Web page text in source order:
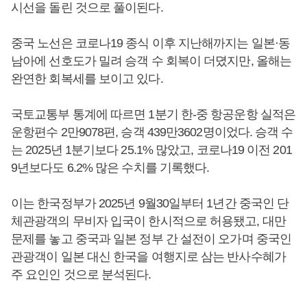
시선을 돌린 것으로 풀이된다.
중국 노선은 코로나19 종식 이후 지난해까지는 일본·동
남아에 선호도가 밀려 승객 수 회복이 더뎠지만, 올해는
완연한 회복세를 보이고 있다.
국토교통부 통계에 따르면 1분기 한-중 항공운항 실적은
운항편수 2만9078편, 승객 439만3602명이었다. 승객 수
는 2025년 1분기보다 25.1% 많았고, 코로나19 이전 201
9년보다도 6.2% 많은 수치를 기록했다.
이는 한국정부가 2025년 9월30일부터 1년간 중국인 단
체관광객의 무비자 입국이 한시적으로 허용됐고, 대만
문제를 놓고 중국과 일본 정부 간 설전이 오가며 중국인
관광객이 일본 대신 한국을 여행지로 삼는 반사수혜가
주 요인인 것으로 분석된다.